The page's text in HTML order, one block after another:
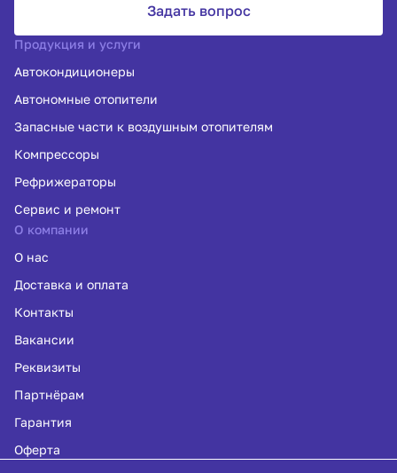
Задать вопрос
Продукция и услуги
Автокондиционеры
Автономные отопители
Запасные части к воздушным отопителям
Компрессоры
Рефрижераторы
Сервис и ремонт
О компании
О нас
Доставка и оплата
Контакты
Вакансии
Реквизиты
Партнёрам
Гарантия
Оферта